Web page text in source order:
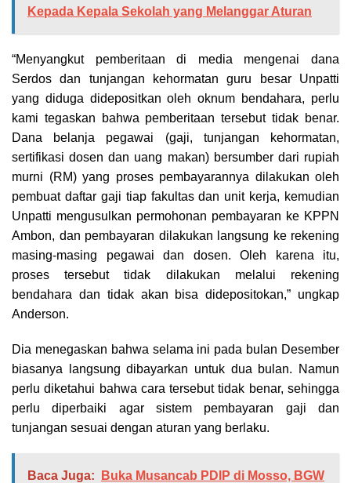
Kepada Kepala Sekolah yang Melanggar Aturan
“Menyangkut pemberitaan di media mengenai dana
Serdos dan tunjangan kehormatan guru besar Unpatti
yang diduga didepositkan oleh oknum bendahara, perlu
kami tegaskan bahwa pemberitaan tersebut tidak benar.
Dana belanja pegawai (gaji, tunjangan kehormatan,
sertifikasi dosen dan uang makan) bersumber dari rupiah
murni (RM) yang proses pembayarannya dilakukan oleh
pembuat daftar gaji tiap fakultas dan unit kerja, kemudian
Unpatti mengusulkan permohonan pembayaran ke KPPN
Ambon, dan pembayaran dilakukan langsung ke rekening
masing-masing pegawai dan dosen. Oleh karena itu,
proses tersebut tidak dilakukan melalui rekening
bendahara dan tidak akan bisa didepositokan,” ungkap
Anderson.
Dia menegaskan bahwa selama ini pada bulan Desember
biasanya langsung dibayarkan untuk dua bulan. Namun
perlu diketahui bahwa cara tersebut tidak benar, sehingga
perlu diperbaiki agar sistem pembayaran gaji dan
tunjangan sesuai dengan aturan yang berlaku.
Baca Juga:
Buka Musancab PDIP di Mosso, BGW